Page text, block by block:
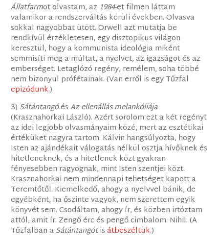
Állatfarmot olvastam, az 1984-et filmen láttam
valamikor a rendszerváltás körüli években. Olvasva
sokkal nagyobbat ütött. Orwell azt mutatja be
rendkívül érzékletesen, egy disztopikus világon
keresztül, hogy a kommunista ideológia miként
semmisíti meg a múltat, a nyelvet, az igazságot és az
emberséget. Letaglózó regény, remélem, soha többé
nem bizonyul prófétainak. (Van erről is egy Tűzfal
epizódunk.)
3) SátántangóésAz ellenállás melankóliája
(Krasznahorkai László). Azért sorolom ezt a két regényt
az idei legjobb olvasmányaim közé, mert az esztétikai
értéküket nagyra tartom. Kálvin hangsúlyozta, hogy
Isten az ajándékait válogatás nélkül osztja hívőknek és
hitetleneknek, és a hitetlenek közt gyakran
fényesebben ragyognak, mint Isten szentjei közt.
Krasznahorkai nem mindennapi tehetséget kapott a
Teremtőtől. Kiemelkedő, ahogy a nyelvvel bánik, de
egyébként, ha őszinte vagyok, nem szerettem egyik
könyvét sem. Csodáltam, ahogy ír, és közben irtóztam
attól, amit ír. Zengő érc és pengő cimbalom. Nihil. (A
Tűzfalban aSátántangótisátbeszéltük.)